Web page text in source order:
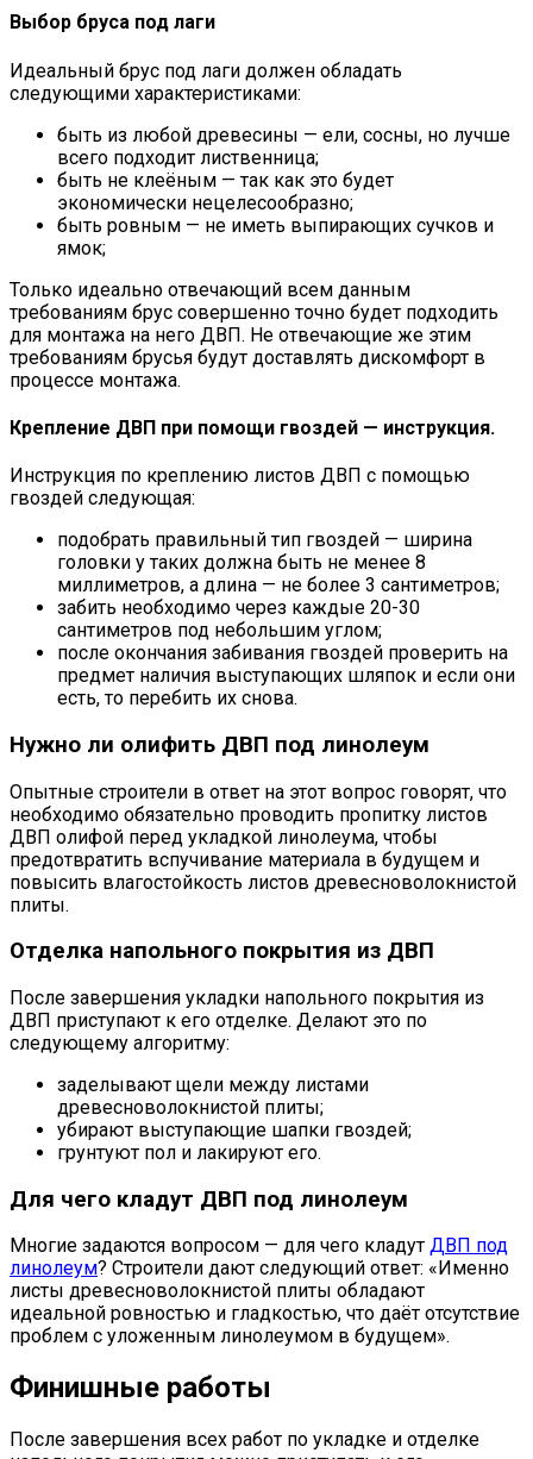
Выбор бруса под лаги
Идеальный брус под лаги должен обладать
следующими характеристиками:
быть из любой древесины — ели, сосны, но лучше
всего подходит лиственница;
быть не клеёным — так как это будет
экономически нецелесообразно;
быть ровным — не иметь выпирающих сучков и
ямок;
Только идеально отвечающий всем данным
требованиям брус совершенно точно будет подходить
для монтажа на него ДВП. Не отвечающие же этим
требованиям брусья будут доставлять дискомфорт в
процессе монтажа.
Крепление ДВП при помощи гвоздей — инструкция.
Инструкция по креплению листов ДВП с помощью
гвоздей следующая:
подобрать правильный тип гвоздей — ширина
головки у таких должна быть не менее 8
миллиметров, а длина — не более 3 сантиметров;
забить необходимо через каждые 20-30
сантиметров под небольшим углом;
после окончания забивания гвоздей проверить на
предмет наличия выступающих шляпок и если они
есть, то перебить их снова.
Нужно ли олифить ДВП под линолеум
Опытные строители в ответ на этот вопрос говорят, что
необходимо обязательно проводить пропитку листов
ДВП олифой перед укладкой линолеума, чтобы
предотвратить вспучивание материала в будущем и
повысить влагостойкость листов древесноволокнистой
плиты.
Отделка напольного покрытия из ДВП
После завершения укладки напольного покрытия из
ДВП приступают к его отделке. Делают это по
следующему алгоритму:
заделывают щели между листами
древесноволокнистой плиты;
убирают выступающие шапки гвоздей;
грунтуют пол и лакируют его.
Для чего кладут ДВП под линолеум
Многие задаются вопросом — для чего кладут ДВП под
линолеум? Строители дают следующий ответ: «Именно
листы древесноволокнистой плиты обладают
идеальной ровностью и гладкостью, что даёт отсутствие
проблем с уложенным линолеумом в будущем».
Финишные работы
После завершения всех работ по укладке и отделке